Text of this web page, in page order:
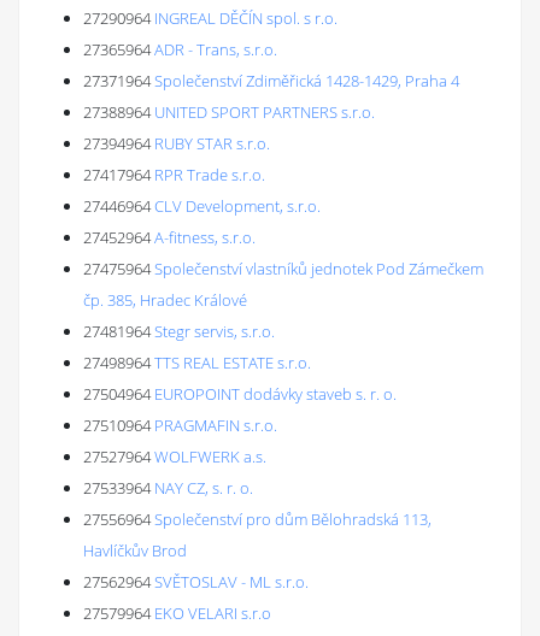
27290964 INGREAL DĚČÍN spol. s r.o.
27365964ADR - Trans, s.r.o.
27371964Společenství Zdiměřická 1428-1429, Praha 4
27388964 UNITED SPORT PARTNERS s.r.o.
27394964 RUBY STAR s.r.o.
27417964 RPR Trade s.r.o.
27446964CLV Development, s.r.o.
27452964A-fitness, s.r.o.
27475964Společenství vlastníků jednotek Pod Zámečkem
čp. 385, Hradec Králové
27481964Stegr servis, s.r.o.
27498964TTS REAL ESTATE s.r.o.
27504964 EUROPOINT dodávky staveb s. r. o.
27510964 PRAGMAFIN s.r.o.
27527964WOLFWERK a.s.
27533964 NAY CZ, s. r. o.
27556964Společenství pro dům Bělohradská 113,
Havlíčkův Brod
27562964SVĚTOSLAV - ML s.r.o.
27579964 EKO VELARI s.r.o